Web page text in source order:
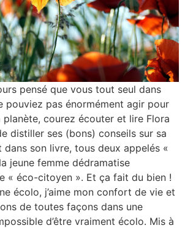
pensé que vous tout seul dans
pouviez pas énormément agir pour
planète, courez écouter et lire Flora
distiller ses (bons) conseils sur sa
dans son livre, tous deux appelés «
jeune femme dédramatise
« éco-citoyen ». Et ça fait du bien !
écolo, j’aime mon confort de vie et
de toutes façons dans une
d’être vraiment écolo. Mis à